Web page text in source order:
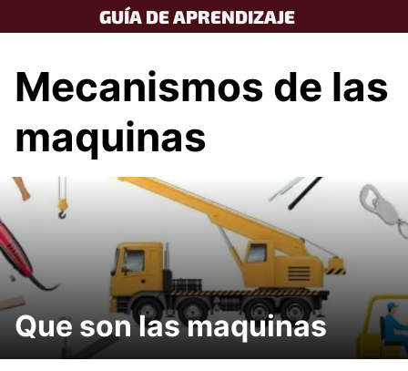
to
GUÍA DE APRENDIZAJE
Mecanismos de las
maquinas
Que son las maquinas